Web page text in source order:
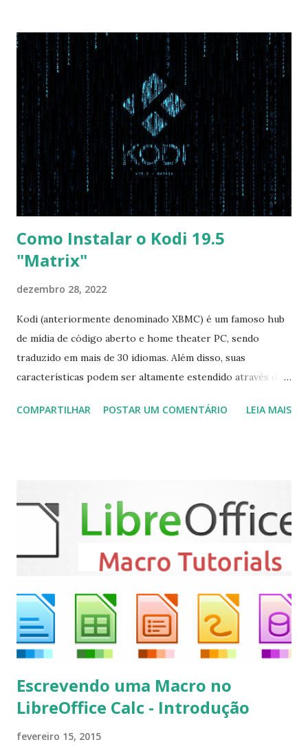
com Win, deixe essa opção no Auto ) Set AHCI Mode ->
Disabled USB S3 Wake-up -> Enabled Boot: Secure Boot ->
Disabled OS Mode Selection -> UEFI and CSM OS (Essa
opção garante boot com Win e Linux) Boot > Boot Priority
Order USB HDD: SATA CD: SATA HDD: Essa ordem de boot
vai garantir que ele tente primeiro o boot pela USB, depois
pelo CD e por último no HD. Apenas as opções acima são
as necessá...
Como Instalar o Kodi 19.5
"Matrix"
dezembro 28, 2022
Kodi (anteriormente denominado XBMC) é um famoso hub
de mídia de código aberto e home theater PC, sendo
traduzido em mais de 30 idiomas. Além disso, suas
características podem ser altamente estendido através de
(personal video recorder). A versão final do Kodi 19.5
sudo apt-get install kodi Use o comando a seguir para
instalar codecs de áudio e outros complementos,
executando: $ sudo apt-get install --install-suggests
kodi Para remover, execute: $ sudo apt-get remove
COMPARTILHAR POSTAR UM COMENTÁRIO LEIA MAIS
Escrevendo uma Macro no
LibreOffice Calc - Introdução
fevereiro 15, 2015